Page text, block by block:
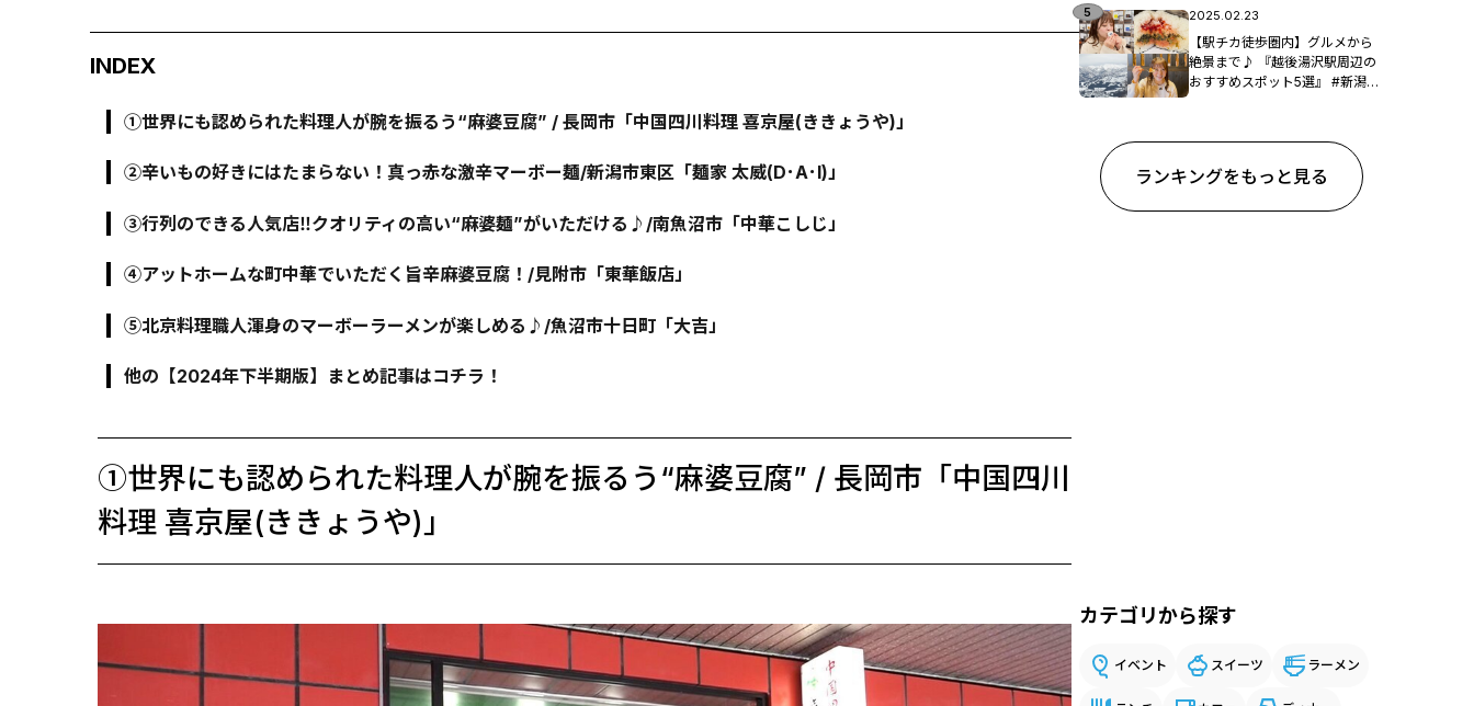
INDEX
①世界にも認められた料理人が腕を振るう“麻婆豆腐” / 長岡市「中国四川料理 喜京屋(ききょうや)」
②辛いもの好きにはたまらない！真っ赤な激辛マーボー麺/新潟市東区「麺家 太威(D･A･I)」
③行列のできる人気店‼クオリティの高い“麻婆麺”がいただける♪/南魚沼市「中華こしじ」
④アットホームな町中華でいただく旨辛麻婆豆腐！/見附市「東華飯店」
⑤北京料理職人渾身のマーボーラーメンが楽しめる♪/魚沼市十日町「大吉」
他の【2024年下半期版】まとめ記事はコチラ！
①世界にも認められた料理人が腕を振るう“麻婆豆腐” / 長岡市「中国四川
料理 喜京屋(ききょうや)」
2025.02.23
【駅チカ徒歩圏内】グルメから
絶景まで♪ 『越後湯沢駅周辺の
おすすめスポット5選』 #新潟観
ランキングをもっと見る
カテゴリから探す
イベント スイーツ ラーメン